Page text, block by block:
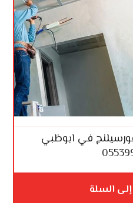
في ابوظبي
السلة